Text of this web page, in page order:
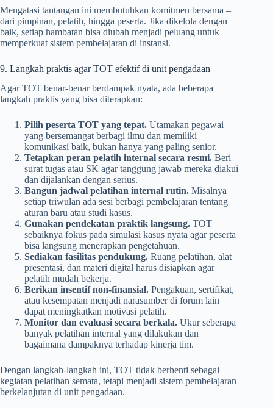
Mengatasi tantangan ini membutuhkan komitmen bersama –
dari pimpinan, pelatih, hingga peserta. Jika dikelola dengan
baik, setiap hambatan bisa diubah menjadi peluang untuk
memperkuat sistem pembelajaran di instansi.
9. Langkah praktis agar TOT efektif di unit pengadaan
Agar TOT benar-benar berdampak nyata, ada beberapa
langkah praktis yang bisa diterapkan:
Pilih peserta TOT yang tepat. Utamakan pegawai
yang bersemangat berbagi ilmu dan memiliki
komunikasi baik, bukan hanya yang paling senior.
Tetapkan peran pelatih internal secara resmi. Beri
surat tugas atau SK agar tanggung jawab mereka diakui
dan dijalankan dengan serius.
Bangun jadwal pelatihan internal rutin. Misalnya
setiap triwulan ada sesi berbagi pembelajaran tentang
aturan baru atau studi kasus.
Gunakan pendekatan praktik langsung. TOT
sebaiknya fokus pada simulasi kasus nyata agar peserta
bisa langsung menerapkan pengetahuan.
Sediakan fasilitas pendukung. Ruang pelatihan, alat
presentasi, dan materi digital harus disiapkan agar
pelatih mudah bekerja.
Berikan insentif non-finansial. Pengakuan, sertifikat,
atau kesempatan menjadi narasumber di forum lain
dapat meningkatkan motivasi pelatih.
Monitor dan evaluasi secara berkala. Ukur seberapa
banyak pelatihan internal yang dilakukan dan
bagaimana dampaknya terhadap kinerja tim.
Dengan langkah-langkah ini, TOT tidak berhenti sebagai
kegiatan pelatihan semata, tetapi menjadi sistem pembelajaran
berkelanjutan di unit pengadaan.